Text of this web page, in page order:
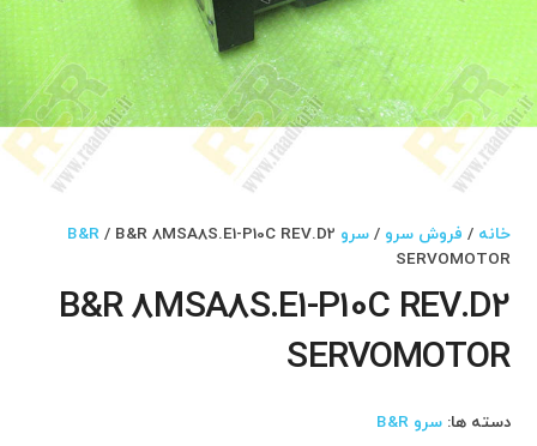
خانه / فروش سرو /سرو B&R / B&R 8MSA8S.E1-P10C REV.D2
SERVOMOTOR
B&R 8MSA8S.E1-P10C REV.D2
SERVOMOTOR
دسته ها:سرو B&R